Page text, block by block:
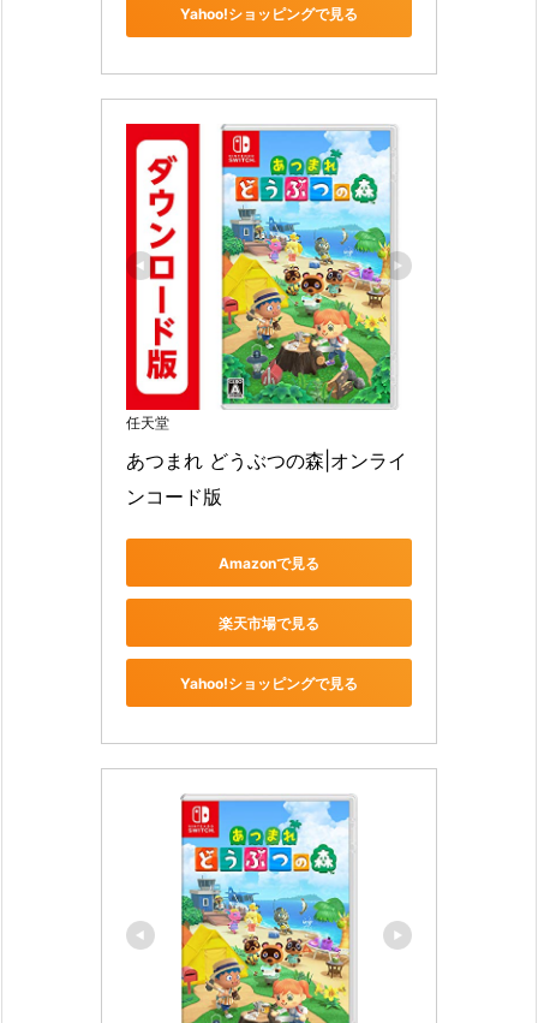
Yahoo!ショッピングで見る
任天堂
あつまれ どうぶつの森|オンライ
ンコード版
Amazonで見る
楽天市場で見る
Yahoo!ショッピングで見る